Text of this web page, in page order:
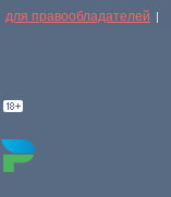
для правообладателей |